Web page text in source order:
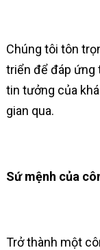
Chúng tôi tôn
triển để đáp ứng
tin tưởng của
gian qua.
Sứ mệnh của
Trở thành một